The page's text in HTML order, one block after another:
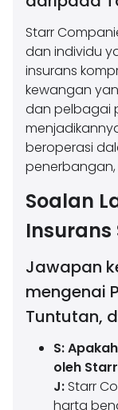
Starr
dan individu
insurans
kewangan
dan pelbagai
beroperasi
Soalan
Insurans
Jawapan
mengenai
Tuntutan,
S:
oleh
J: Starr
harta